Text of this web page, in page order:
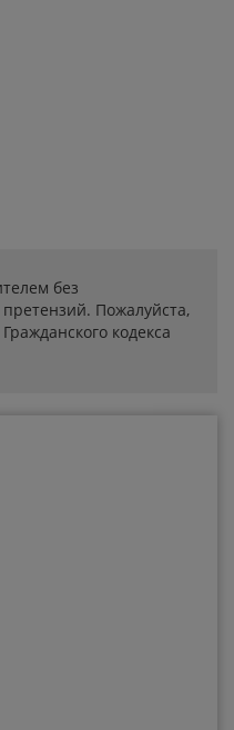
без
Пожалуйста,
кодекса